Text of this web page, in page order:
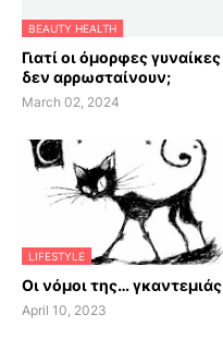
BEAUTY HEALTH
Γιατί οι όμορφες γυναίκες
δεν αρρωσταίνουν;
March 02, 2024
LIFESTYLE
Οι νόμοι της… γκαντεμιάς
April 10, 2023